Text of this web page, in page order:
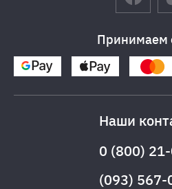
Принимаем
Наши
0 (800)
(093) 567-